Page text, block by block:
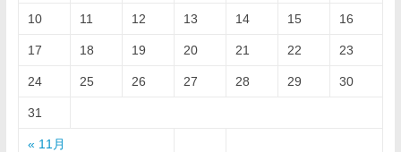
« 11月
10 11 12 13 14 15 16
17 18 19 20 21 22 23
24 25 26 27 28 29 30
31